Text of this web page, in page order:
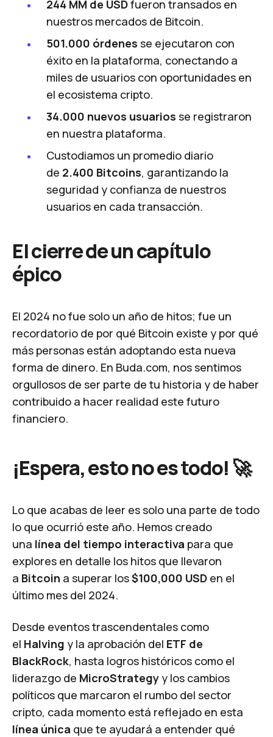
244 MM de USDfueron transados en
nuestros mercados de Bitcoin.
501.000 órdenes se ejecutaron con
éxito en la plataforma, conectando a
miles de usuarios con oportunidades en
el ecosistema cripto.
34.000 nuevos usuarios se registraron
en nuestra plataforma.
Custodiamos un promedio diario
de 2.400 Bitcoins, garantizando la
seguridad y confianza de nuestros
usuarios en cada transacción.
El cierre de un capítulo
épico
El 2024 no fue solo un año de hitos; fue un
recordatorio de por qué Bitcoin existe y por qué
más personas están adoptando esta nueva
forma de dinero. En Buda.com, nos sentimos
orgullosos de ser parte de tu historia y de haber
contribuido a hacer realidad este futuro
financiero.
¡Espera, esto no es todo! 🚀
Lo que acabas de leer es solo una parte de todo
lo que ocurrió este año. Hemos creado
una línea del tiempo interactiva para que
explores en detalle los hitos que llevaron
a Bitcoin a superar los$100,000 USD en el
último mes del 2024.
Desde eventos trascendentales como
el Halving y la aprobación del ETF de
BlackRock, hasta logros históricos como el
liderazgo de MicroStrategy y los cambios
políticos que marcaron el rumbo del sector
cripto, cada momento está reflejado en esta
línea única que te ayudará a entender qué